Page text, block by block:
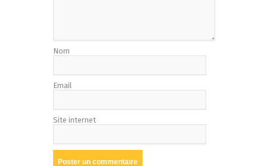
Nom
Email
Site internet